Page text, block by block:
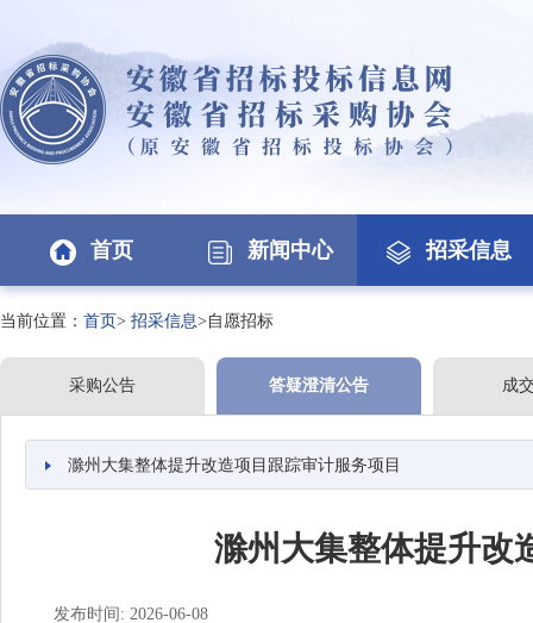
首页 新闻中心 招采信息
当前位置： 首页> 招采信息>自愿招标
采购公告 答疑澄清公告 成
滁州大集整体提升改造项目跟踪审计服务项目
滁州大集整体提升改
发布时间: 2026-06-08